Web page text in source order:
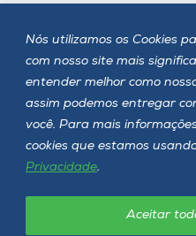
Nós utilizamos os Cookies
com nosso site mais
entender melhor como
assim podemos entregar
você. Para mais
cookies que estamos
Privacidade.
Aceitar
Siga a Unoesc